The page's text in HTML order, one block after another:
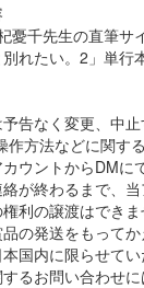
憂千先生の直筆サ
別れたい。2」単行
予告なく変更、中
作方法などに関す
カウントからDMに
絡が終わるまで、
権利の譲渡はでき
品の発送をもって
国内に限らせてい
るお問い合わせに